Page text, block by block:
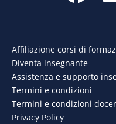
e
b
o
Affiliazione corsi di
Diventa insegnante
Assistenza e supporto
Termini e condizioni
Termini e condizioni
Privacy Policy